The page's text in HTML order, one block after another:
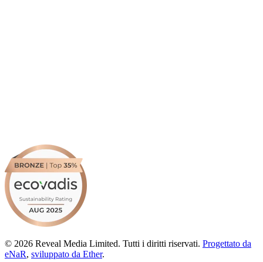
© 2026 Reveal Media Limited. Tutti i diritti riservati. Progettato da
eNaR, sviluppato da Ether.